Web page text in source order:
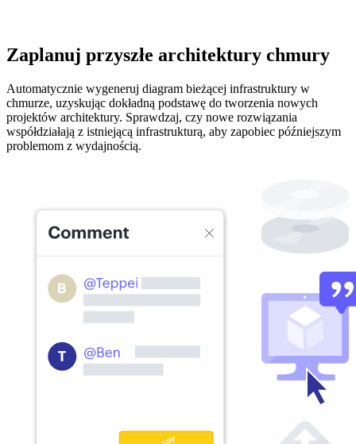
Zaplanuj przyszłe architektury chmury
Automatycznie wygeneruj diagram bieżącej infrastruktury w
chmurze, uzyskując dokładną podstawę do tworzenia nowych
projektów architektury. Sprawdzaj, czy nowe rozwiązania
współdziałają z istniejącą infrastrukturą, aby zapobiec późniejszym
problemom z wydajnością.